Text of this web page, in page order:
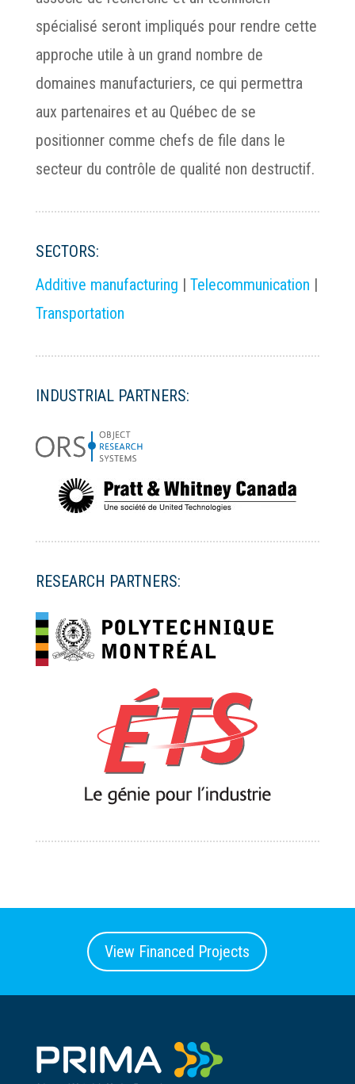
spécialisé seront impliqués pour rendre cette
approche utile à un grand nombre de
domaines manufacturiers, ce qui permettra
aux partenaires et au Québec de se
positionner comme chefs de file dans le
secteur du contrôle de qualité non destructif.
SECTORS:
Additive manufacturing | Telecommunication |
Transportation
INDUSTRIAL PARTNERS:
RESEARCH PARTNERS:
View Financed Projects